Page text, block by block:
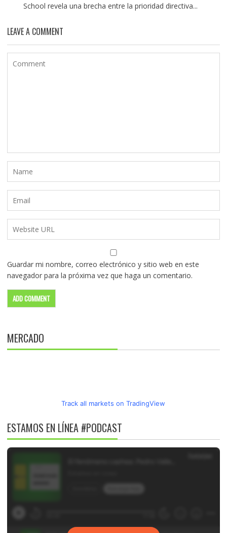
School revela una brecha entre la prioridad directiva...
LEAVE A COMMENT
Guardar mi nombre, correo electrónico y sitio web en este
navegador para la próxima vez que haga un comentario.
MERCADO
Track all markets on TradingView
ESTAMOS EN LÍNEA #PODCAST